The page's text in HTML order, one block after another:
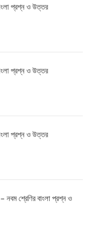
প্রশ্ন ও উত্তর
প্রশ্ন ও উত্তর
প্রশ্ন ও উত্তর
নবম শ্রেণির বাংলা প্রশ্ন ও